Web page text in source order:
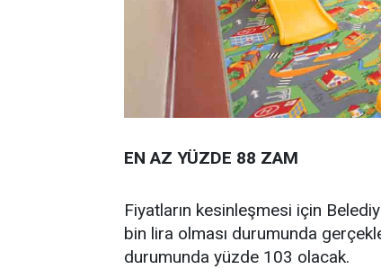
EN AZ YÜZDE 88 ZAM
Fiyatların kesinleşmesi için
bin lira olması durumunda
durumunda yüzde 103 olacak.